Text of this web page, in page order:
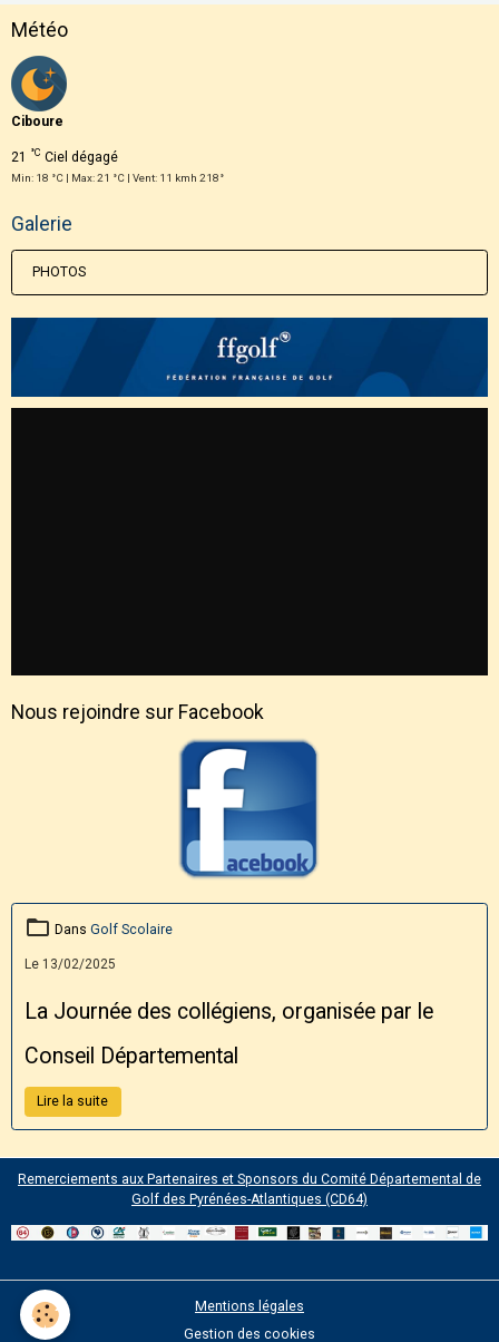
Météo
Ciboure
21 °C Ciel dégagé
Min: 18 °C | Max: 21 °C | Vent: 11 kmh 218°
Galerie
PHOTOS
Nous rejoindre sur Facebook
Dans Golf Scolaire
Le 13/02/2025
La Journée des collégiens, organisée par le
Conseil Départemental
Lire la suite
Remerciements aux Partenaires et Sponsors du Comité Départemental de
Golf des Pyrénées-Atlantiques (CD64)
Mentions légales
Gestion des cookies